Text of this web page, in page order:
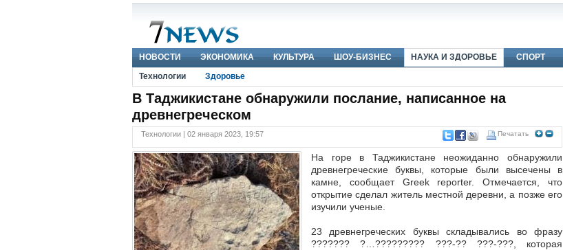
НОВОСТИ ЭКОНОМИКА КУЛЬТУРА ШОУ-БИЗНЕС НАУКА И ЗДОРОВЬЕ
СПОРТ
Технологии
Здоровье
В Таджикистане обнаружили послание, написанное на
древнегреческом
Печатать
Технологии | 02 января 2023, 19:57
На горе в Таджикистане неожиданно обнаружили
древнегреческие буквы, которые были высечены в
камне, сообщает Greek reporter. Отмечается, что
открытие сделал житель местной деревни, а позже его
изучили ученые.
23 древнегреческих буквы складывались во фразу
??????? ?…????????? ???-?? ???-???, которая